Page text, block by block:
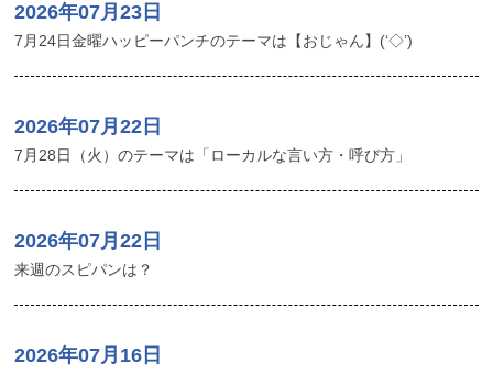
2026年07月23日
7月24日金曜ハッピーパンチのテーマは【おじゃん】(‘◇’)ゞ
2026年07月22日
7月28日（火）のテーマは「ローカルな言い方・呼び方」
2026年07月22日
来週のスピパンは？
2026年07月16日